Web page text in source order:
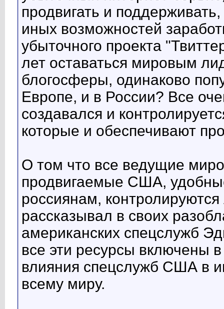
продвигать и
иных возможностей
убыточного проекта
лет оставаться мировым
блогосферы, одинаково
Европе, и в России? Все
создавался и
которые и обеспечивают
О том что все ведущие
продвигаемые США,
россиянам,
рассказывал в своих
американских спецслужб
все эти ресурсы включены
влияния спецслужб США в
всему миру.